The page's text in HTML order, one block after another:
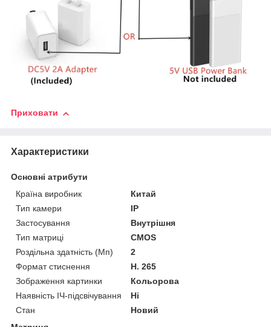
Приховати
Характеристики
Основні атрибути
Країна виробник
Китай
Тип камери
IP
Застосування
Внутрішня
Тип матриці
CMOS
Роздільна здатність (Мп)
2
Формат стиснення
H. 265
Зображення картинки
Кольорова
Наявність ІЧ-підсвічування
Ні
Стан
Новий